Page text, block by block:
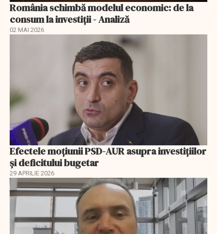
România schimbă modelul economic: de la
consum la investiții - Analiză
02 MAI 2026
Efectele moțiunii PSD-AUR asupra investițiilor
și deficitului bugetar
29 APRILIE 2026